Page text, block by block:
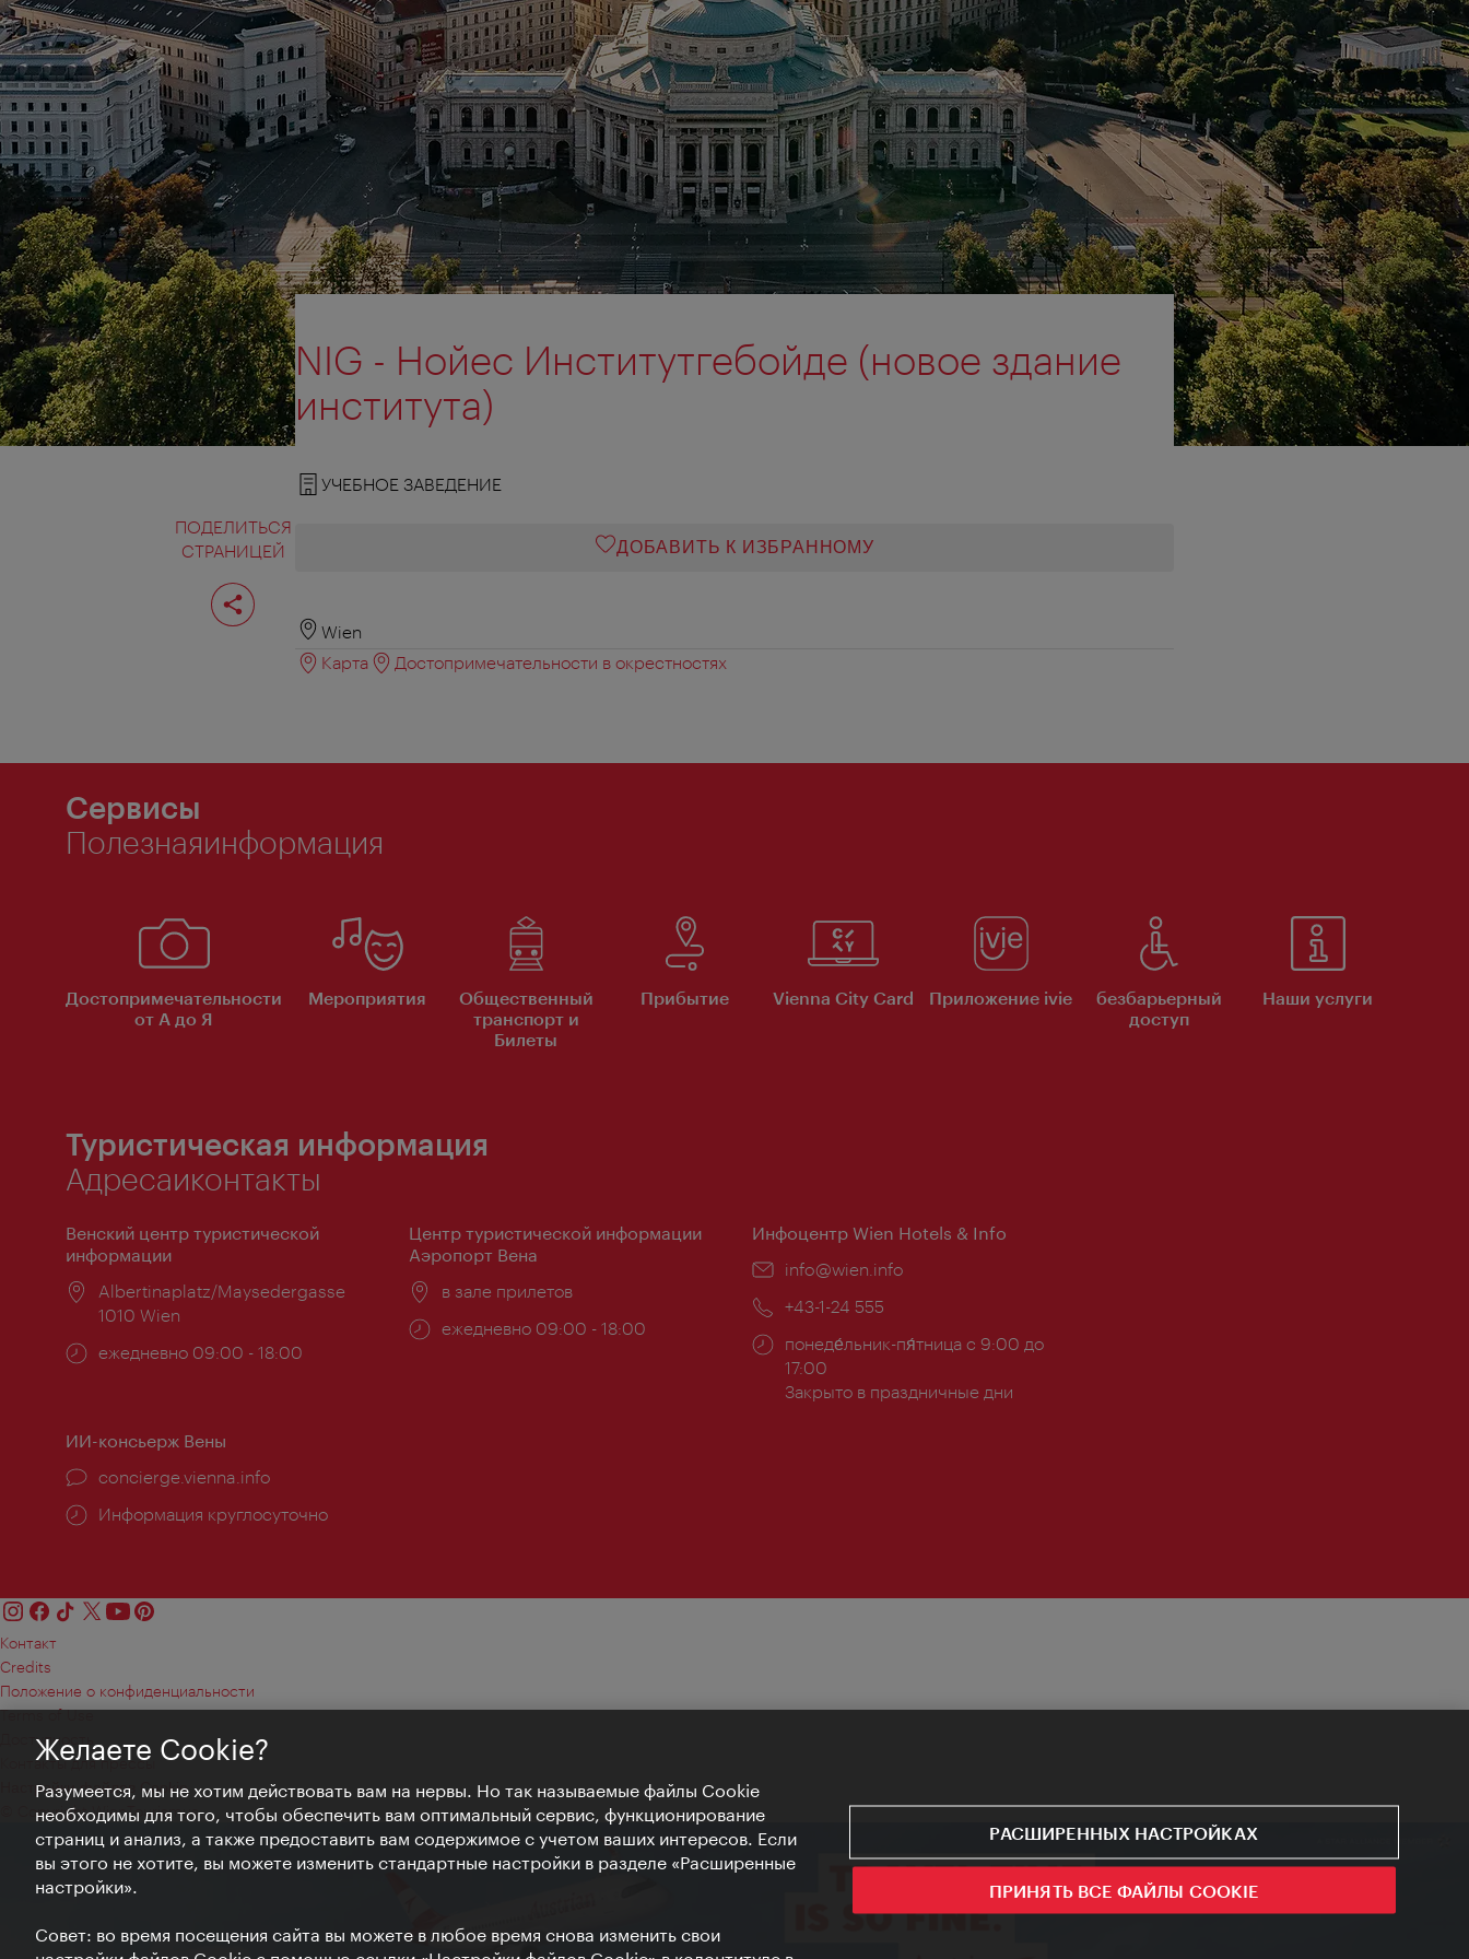
ПОДЕЛИТЬСЯ
СТРАНИЦЕЙ
Поделиться
страницей
NIG - Нойес Институтгебойде (новое здание
института)
УЧЕБНОЕ ЗАВЕДЕНИЕ
ДОБАВИТЬ К ИЗБРАННОМУ
Wien
Карта
Достопримечательности в окрестностях
Сервисы
Полезнаяинформация
Достопримечательности
от А до Я
Мероприятия
Общественный
транспорт и
Билеты
Прибытие Vienna City Card Приложение ivie
безбарьерный
доступ
Наши услуги
Туристическая информация
Адресаиконтакты
Венский центр туристической
информации
Расположение:
Albertinaplatz/Maysedergasse
1010 Wien
Часы
ежедневно 09:00 - 18:00
Центр туристической информации
Аэропорт Вена
Расположение:
в зале прилетов
Часы
ежедневно 09:00 - 18:00
Инфоцентр Wien Hotels & Info
Эл.
info@wien.info
Телефон:
+43-1-24 555
Часы
работы:
понеде́льник-пя́тница с 9:00 до
17:00
Закрыто в праздничные дни
ИИ-консьерж Вены
concierge.vienna.info
Информация круглосуточно
Контакт
Credits
Положение о конфиденциальности
Terms of Use
Доступность
Контакты для прессы
Настройки файлов Cookie
© Copyright WienTourismus
Желаете Cookie?
Разумеется, мы не хотим действовать вам на нервы. Но так называемые файлы Cookie
необходимы для того, чтобы обеспечить вам оптимальный сервис, функционирование
страниц и анализ, а также предоставить вам содержимое с учетом ваших интересов. Если
вы этого не хотите, вы можете изменить стандартные настройки в разделе «Расширенные
настройки».
Совет: во время посещения сайта вы можете в любое время снова изменить свои
РАСШИРЕННЫХ НАСТРОЙКАХ
ПРИНЯТЬ ВСЕ ФАЙЛЫ COOKIE